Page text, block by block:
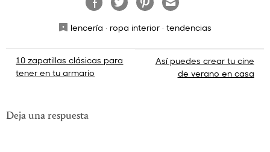
lencería · ropa interior · tendencias
Navegación
de
10 zapatillas clásicas para
tener en tu armario
Así puedes crear tu cine
de verano en casa
Deja una respuesta